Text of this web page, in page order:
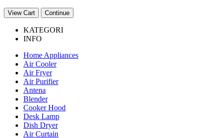
View Cart Continue
KATEGORI
INFO
Home Appliances
Air Cooler
Air Fryer
Air Purifier
Antena
Blender
Cooker Hood
Desk Lamp
Dish Dryer
Air Curtain